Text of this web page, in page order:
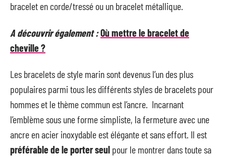
bracelet en corde/tressé ou un bracelet métallique.
A découvrir également :Où mettre le bracelet de
cheville ?
Les bracelets de style marin sont devenus l’un des plus
populaires parmi tous les différents styles de bracelets pour
hommes et le thème commun est l’ancre. Incarnant
l’emblème sous une forme simpliste, la fermeture avec une
ancre en acier inoxydable est élégante et sans effort. Il est
préférable de le porter seul pour le montrer dans toute sa